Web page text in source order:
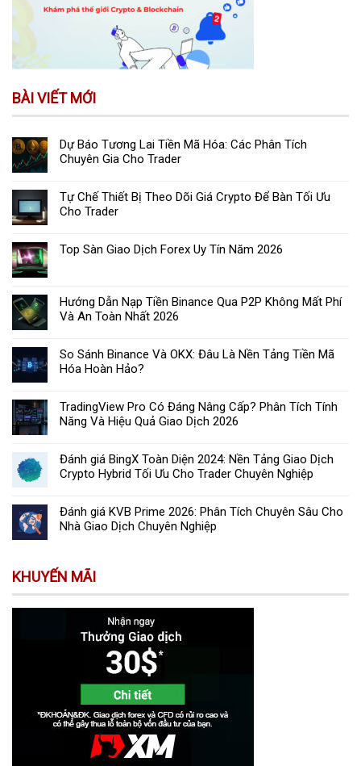
BÀI VIẾT MỚI
Dự Báo Tương Lai Tiền Mã Hóa: Các Phân Tích
Chuyên Gia Cho Trader
Tự Chế Thiết Bị Theo Dõi Giá Crypto Để Bàn Tối Ưu
Cho Trader
Top Sàn Giao Dịch Forex Uy Tín Năm 2026
Hướng Dẫn Nạp Tiền Binance Qua P2P Không Mất Phí
Và An Toàn Nhất 2026
So Sánh Binance Và OKX: Đâu Là Nền Tảng Tiền Mã
Hóa Hoàn Hảo?
TradingView Pro Có Đáng Nâng Cấp? Phân Tích Tính
Năng Và Hiệu Quả Giao Dịch 2026
Đánh giá BingX Toàn Diện 2024: Nền Tảng Giao Dịch
Crypto Hybrid Tối Ưu Cho Trader Chuyên Nghiệp
Đánh giá KVB Prime 2026: Phân Tích Chuyên Sâu Cho
Nhà Giao Dịch Chuyên Nghiệp
KHUYẾN MÃI